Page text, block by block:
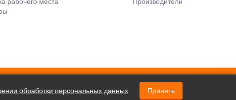
обработки персональных данных Принять